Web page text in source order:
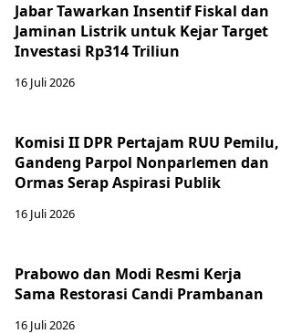
Jabar Tawarkan Insentif Fiskal dan
Jaminan Listrik untuk Kejar Target
Investasi Rp314 Triliun
16 Juli 2026
Komisi II DPR Pertajam RUU Pemilu,
Gandeng Parpol Nonparlemen dan
Ormas Serap Aspirasi Publik
16 Juli 2026
Prabowo dan Modi Resmi Kerja
Sama Restorasi Candi Prambanan
16 Juli 2026